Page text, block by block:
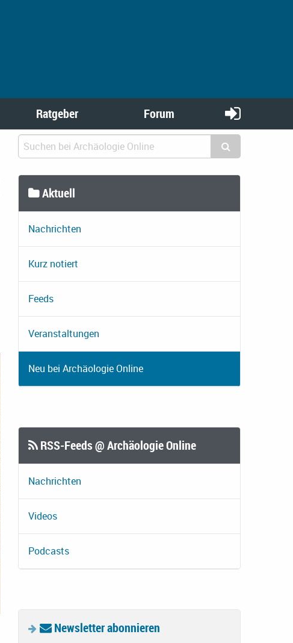
Ratgeber Forum
Aktuell
Nachrichten
Kurz notiert
Feeds
Veranstaltungen
Neu bei Archäologie Online
RSS-Feeds @ Archäologie Online
Nachrichten
Videos
Podcasts
Newsletter abonnieren